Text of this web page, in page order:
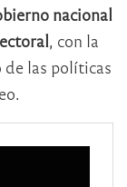
nacional
, con la
las políticas